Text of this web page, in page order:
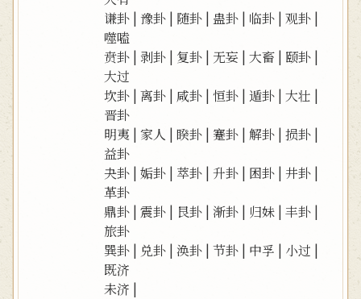
谦卦 |豫卦 | 随卦 | 蛊卦 | 临卦 |观卦 |
噬嗑
贲卦 | 剥卦 | 复卦 | 无妄 |大畜 | 颐卦 |
大过
坎卦 |离卦 | 咸卦 |恒卦 |遁卦 |大壮 |
晋卦
明夷 |家人 |睽卦 | 蹇卦 |解卦 |损卦 |
益卦
夬卦 |姤卦 | 萃卦 |升卦 | 困卦 |井卦 |
革卦
鼎卦 |震卦 | 艮卦 |渐卦 | 归妹 |丰卦 |
旅卦
巽卦 | 兑卦 |涣卦 |节卦 | 中孚 | 小过 |
既济
未济 |